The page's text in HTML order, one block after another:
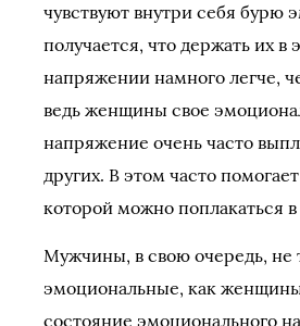
чувствуют внутри себя бурю
получается, что держать их
напряжении намного легче,
ведь женщины свое
напряжение очень часто
других. В этом часто
которой можно поплакаться
Мужчины, в свою очередь, не
эмоциональные, как
состояние эмоционального